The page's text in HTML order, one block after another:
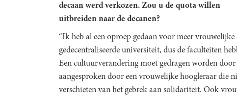
decaan werd verkozen. Zou u de quota willen
uitbreiden naar de decanen?
“Ik heb al een oproep gedaan voor meer vrouwelijke
gedecentraliseerde universiteit, dus de faculteiten
Een cultuurverandering moet gedragen worden
aangesproken door een vrouwelijke hoogleraar die
verschieten van het gebrek aan solidariteit. Ook